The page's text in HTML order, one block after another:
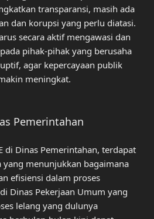
transparansi, masih ada
dan korupsi yang perlu diatasi.
secara aktif mengawasi dan
pihak-pihak yang berusaha
agar kepercayaan publik
meningkat.
Pemerintahan
di Dinas Pemerintahan, terdapat
menunjukkan bagaimana
efisiensi dalam proses
Dinas Pekerjaan Umum yang
lelang yang dulunya